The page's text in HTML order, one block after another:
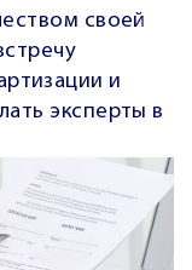
своей
и
эксперты в